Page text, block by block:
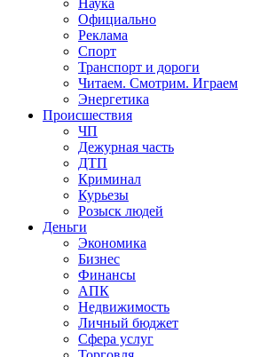
Наука
Официально
Реклама
Спорт
Транспорт и дороги
Читаем. Смотрим. Играем
Энергетика
Происшествия
ЧП
Дежурная часть
ДТП
Криминал
Курьезы
Розыск людей
Деньги
Экономика
Бизнес
Финансы
АПК
Недвижимость
Личный бюджет
Сфера услуг